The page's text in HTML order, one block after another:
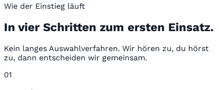
Wie der Einstieg läuft
In vier Schritten zum ersten Einsatz.
Kein langes Auswahlverfahren. Wir hören zu, du hörst
zu, dann entscheiden wir gemeinsam.
01